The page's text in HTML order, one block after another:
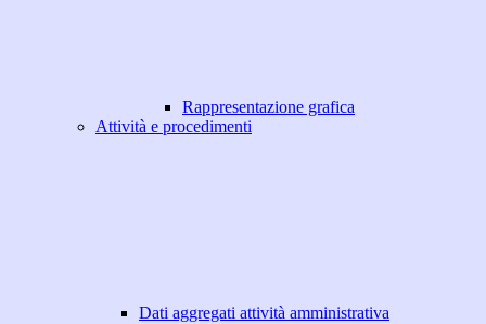
Rappresentazione grafica
Attività e procedimenti
Dati aggregati attività amministrativa